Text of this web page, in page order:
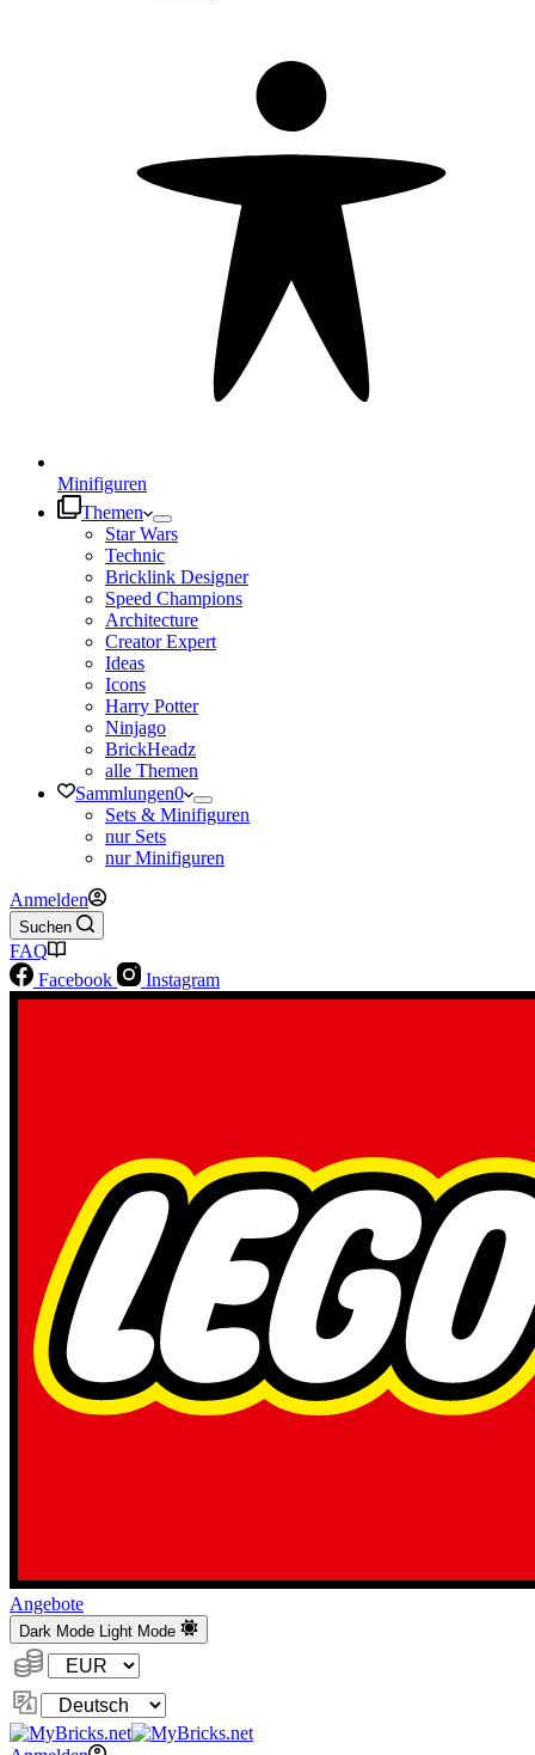
Minifiguren
Themen
Star Wars
Technic
Bricklink Designer
Speed Champions
Architecture
Creator Expert
Ideas
Icons
Harry Potter
Ninjago
BrickHeadz
alle Themen
Sammlungen0
Sets & Minifiguren
nur Sets
nur Minifiguren
Anmelden
Suchen
FAQ
Facebook
Instagram
Angebote
Dark Mode Light Mode
Währung:
Sprache
ändern